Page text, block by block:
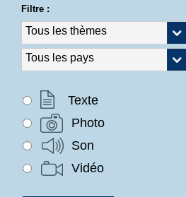
Filtre :
Texte
Photo
Son
Vidéo